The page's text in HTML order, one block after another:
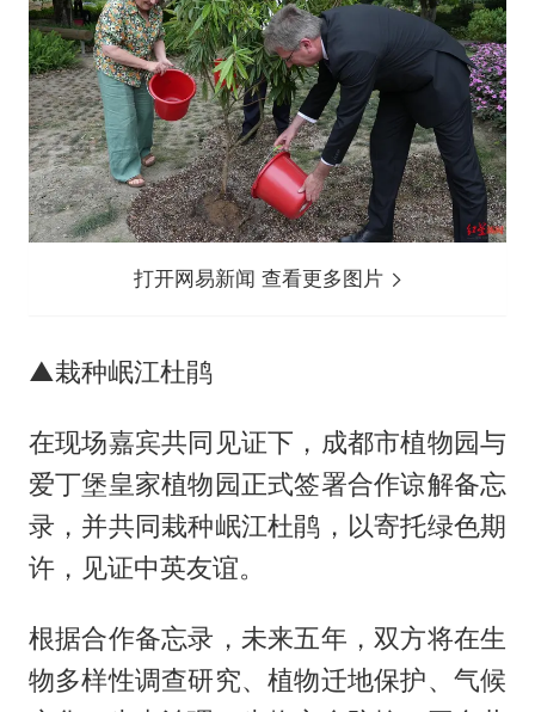
打开网易新闻 查看更多图片
▲栽种岷江杜鹃
在现场嘉宾共同见证下，成都市植物园与
爱丁堡皇家植物园正式签署合作谅解备忘
录，并共同栽种岷江杜鹃，以寄托绿色期
许，见证中英友谊。
根据合作备忘录，未来五年，双方将在生
物多样性调查研究、植物迁地保护、气候